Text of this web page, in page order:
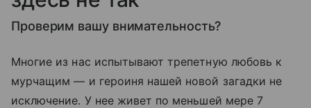
Проверим вашу внимательность?
Многие из нас испытывают трепетную любовь к
мурчащим — и героиня нашей новой загадки не
исключение. У нее живет по меньшей мере 7